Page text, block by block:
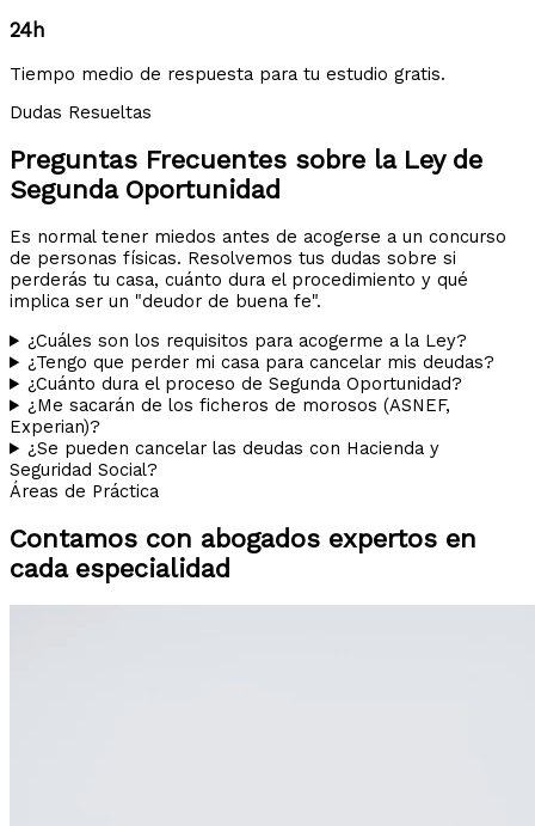
24h
Tiempo medio de respuesta para tu estudio gratis.
Dudas Resueltas
Preguntas Frecuentes sobre la Ley de
Segunda Oportunidad
Es normal tener miedos antes de acogerse a un concurso
de personas físicas. Resolvemos tus dudas sobre si
perderás tu casa, cuánto dura el procedimiento y qué
implica ser un "deudor de buena fe".
¿Cuáles son los requisitos para acogerme a la Ley?
¿Tengo que perder mi casa para cancelar mis deudas?
¿Cuánto dura el proceso de Segunda Oportunidad?
¿Me sacarán de los ficheros de morosos (ASNEF,
Experian)?
¿Se pueden cancelar las deudas con Hacienda y
Seguridad Social?
Áreas de Práctica
Contamos con abogados expertos en
cada especialidad